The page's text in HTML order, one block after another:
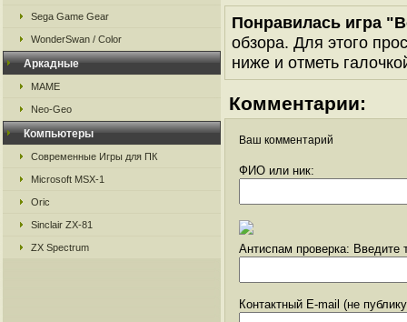
Sega Game Gear
WonderSwan / Color
Аркадные
MAME
Neo-Geo
Компьютеры
Современные Игры для ПК
Microsoft MSX-1
Oric
Sinclair ZX-81
ZX Spectrum
Понравилась игра
обзора. Для этого
ниже и отметь
Комментарии:
Ваш комментарий
ФИО или ник:
Антиспам проверка: Введите
Контактный E-mail (не